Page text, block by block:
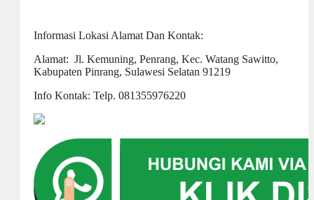
Informasi Lokasi Alamat Dan Kontak:
Alamat: Jl. Kemuning, Penrang, Kec. Watang Sawitto,
Kabupaten Pinrang, Sulawesi Selatan 91219
Info Kontak: Telp. 081355976220